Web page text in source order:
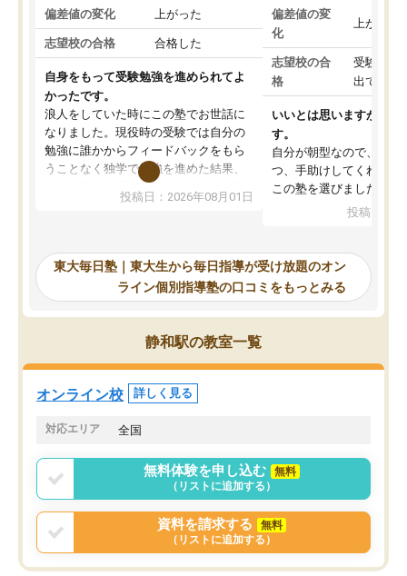
偏差値の変化 上がった
志望校の合格 合格した
自身をもって受験勉強を進められてよ
かったです。
浪人をしていた時にこの塾でお世話に
なりました。現役時の受験では自分の
勉強に誰かからフィードバックをもら
うことなく独学で勉強を進めた結果、
入試本番に地歴の学習が間に合わず不
合格となってしまいました。その経験
東大毎日塾にたどり着きました。学習
の長期計画や日々の勉強のやり方につ
いて客観的なアドバイスをいただけた
ので、自信をもって受験勉強を進める
ことができました。自分のように勉強
のやり方や進捗管理で苦労している方
には特におすすめしたい塾です。
投稿日：2026年08月01日
偏差値の変
化
上がった
志望校の合
格
受験して
出ていな
いいとは思いますが、料
す。
自分が朝型なので、自習
つ、手助けしてくれる設
この塾を選びました。
投稿日：
東大毎日塾｜東大生から毎日指導が受け放題のオン
ライン個別指導塾の口コミをもっとみる
静和駅の教室一覧
オンライン校 詳しく見る
対応エリア 全国
無料体験を申し込む
無料
（リストに追加する）
資料を請求する
無料
（リストに追加する）